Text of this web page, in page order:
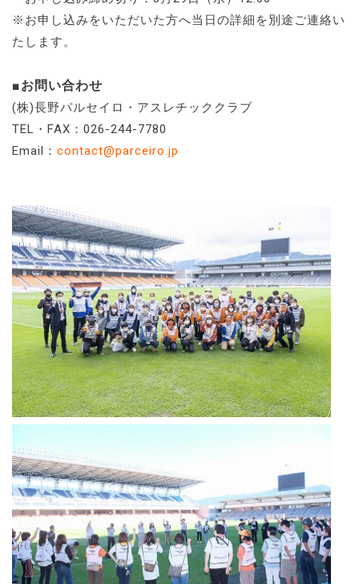
※お申し込みをいただいた方へ当日の詳細を別途ご連絡い
たします。
■お問い合わせ
(株)長野パルセイロ・アスレチッククラブ
TEL・FAX：026-244-7780
Email： contact@parceiro.jp